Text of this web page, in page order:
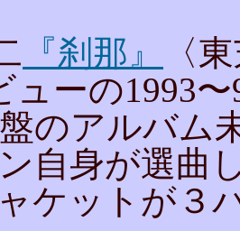
『刹那』
〈
ューの1993
のアルバム
自身が選曲
ケットが３